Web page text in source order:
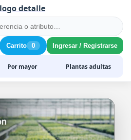
detalle
Por mayor Plantas adultas
Carrito 0 Ingresar / Registrarse